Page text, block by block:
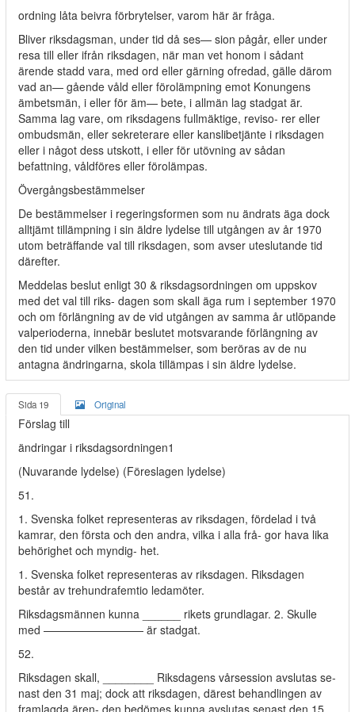
ordning låta beivra förbrytelser, varom här är fråga.
Bliver riksdagsman, under tid då ses— sion pågår, eller under
resa till eller ifrån riksdagen, när man vet honom i sådant
ärende stadd vara, med ord eller gärning ofredad, gälle därom
vad an— gående våld eller förolämpning emot Konungens
ämbetsmän, i eller för äm— bete, i allmän lag stadgat är.
Samma lag vare, om riksdagens fullmäktige, reviso- rer eller
ombudsmän, eller sekreterare eller kanslibetjänte i riksdagen
eller i något dess utskott, i eller för utövning av sådan
befattning, våldföres eller förolämpas.
Övergångsbestämmelser
De bestämmelser i regeringsformen som nu ändrats äga dock
alltjämt tillämpning i sin äldre lydelse till utgången av år 1970
utom beträffande val till riksdagen, som avser uteslutande tid
därefter.
Meddelas beslut enligt 30 & riksdagsordningen om uppskov
med det val till riks- dagen som skall äga rum i september 1970
och om förlängning av de vid utgången av samma år utlöpande
valperioderna, innebär beslutet motsvarande förlängning av
den tid under vilken bestämmelser, som beröras av de nu
antagna ändringarna, skola tillämpas i sin äldre lydelse.
Sida 19 Original
Förslag till
ändringar i riksdagsordningen1
(Nuvarande lydelse) (Föreslagen lydelse)
51.
1. Svenska folket representeras av riksdagen, fördelad i två
kamrar, den första och den andra, vilka i alla frå- gor hava lika
behörighet och myndig- het.
1. Svenska folket representeras av riksdagen. Riksdagen
består av trehundrafemtio ledamöter.
Riksdagsmännen kunna ______ rikets grundlagar. 2. Skulle
med ————————— är stadgat.
52.
Riksdagen skall, ________ Riksdagens vårsession avslutas se-
nast den 31 maj; dock att riksdagen, därest behandlingen av
framlagda ären- den bedömes kunna avslutas senast den 15